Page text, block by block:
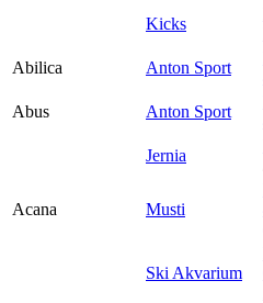
Kicks
Abilica
Anton Sport
Abus
Anton Sport
Jernia
Acana Musti
Ski Akvarium